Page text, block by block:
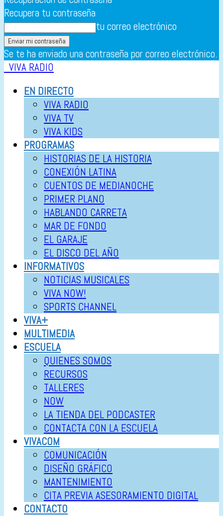
Recupera tu contraseña
tu correo electrónico
Se te ha enviado una contraseña por correo electrónico.
VIVA RADIO
EN DIRECTO
VIVA RADIO
VIVA TV
VIVA KIDS
PROGRAMAS
HISTORIAS DE LA HISTORIA
CONEXIÓN LATINA
CUENTOS DE MEDIANOCHE
PRIMER PLANO
HABLANDO CARRETA
MAR DE FONDO
EL GARAJE
EL DISCO DEL AÑO
INFORMATIVOS
NOTICIAS MUSICALES
VIVA NOW!
SPORTS CHANNEL
VIVA+
MULTIMEDIA
ESCUELA
QUIENES SOMOS
RECURSOS
TALLERES
NOW
LA TIENDA DEL PODCASTER
CONTACTA CON LA ESCUELA
VIVACOM
COMUNICACIÓN
DISEÑO GRÁFICO
MANTENIMIENTO
CITA PREVIA ASESORAMIENTO DIGITAL
CONTACTO